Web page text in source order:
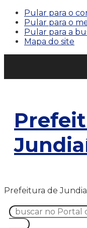
Pular para o
Pular para o
Pular para a
Mapa do site
Prefeitura de